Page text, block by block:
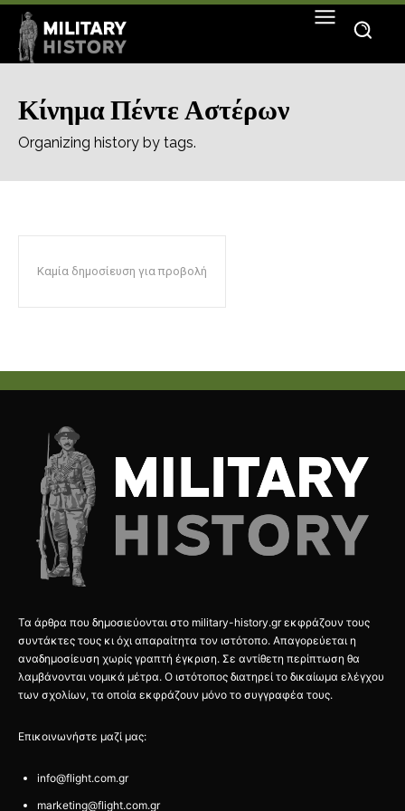
Κίνημα Πέντε Αστέρων
Organizing history by tags.
Καμία δημοσίευση για προβολή
Τα άρθρα που δημοσιεύονται στο military-history.gr εκφράζουν τους
συντάκτες τους κι όχι απαραίτητα τον ιστότοπο. Απαγορεύεται η
αναδημοσίευση χωρίς γραπτή έγκριση. Σε αντίθετη περίπτωση θα
λαμβάνονται νομικά μέτρα. Ο ιστότοπος διατηρεί το δικαίωμα ελέγχου
των σχολίων, τα οποία εκφράζουν μόνο το συγγραφέα τους.
Επικοινωνήστε μαζί μας:
info@flight.com.gr
marketing@flight.com.gr